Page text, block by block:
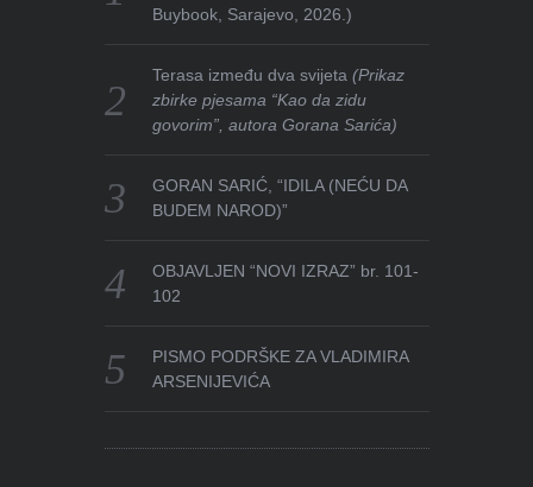
Buybook, Sarajevo, 2026.)
Terasa između dva svijeta(Prikaz
zbirke pjesama “Kao da zidu
govorim”, autora Gorana Sarića)
GORAN SARIĆ, “IDILA (NEĆU DA
BUDEM NAROD)”
OBJAVLJEN “NOVI IZRAZ” br. 101-
102
PISMO PODRŠKE ZA VLADIMIRA
ARSENIJEVIĆA